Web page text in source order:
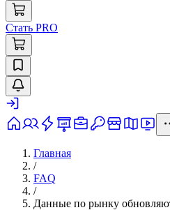
Стать PRO
Главная
/
FAQ
/
Данные по рынку